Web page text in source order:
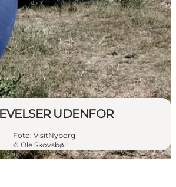
UDENFOR
Foto: VisitNyborg
© Ole Skovsbøll